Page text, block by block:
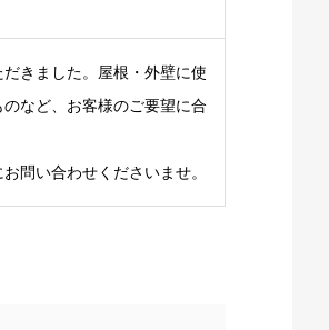
きました。屋根・外壁に使
など、お客様のご要望に合
問い合わせくださいませ。